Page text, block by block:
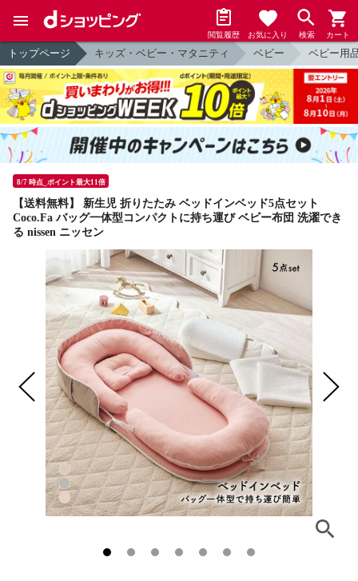
閲覧履歴 お気に入り 検索 カート
トップページ キッズ・ベビー・マタニティ ベビー ベビー用
8/7 時点_ポイント最大11倍
【送料無料】 新生児 折りたたみ ベッドインベッド5点セット
Coco.Fa バッグ一体型コンパクトに持ち運び ベビー布団 洗濯でき
る nissen ニッセン